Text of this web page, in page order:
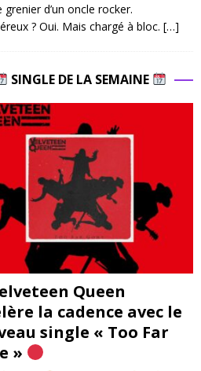
grenier d’un oncle rocker.
? Oui. Mais chargé à bloc. […]
SINGLE DE LA SEMAINE
Queen
la cadence avec le
single « Too Far
»